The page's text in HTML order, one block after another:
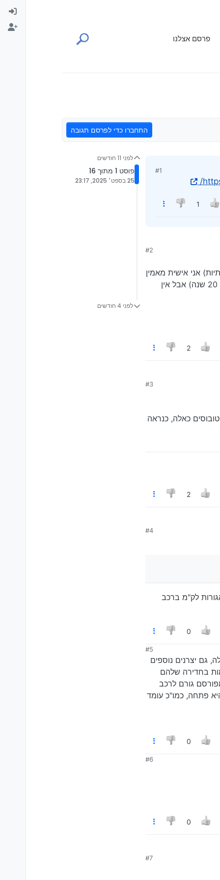
פרסם אצלנו
התחברו כדי לפרסם תגובה
#1
1
#2
אני אישית מאמין
שהם יצליחו גם אם זה ייקח עוד 10 שנים (ההיברידית שמתדלקת בנזין נכנסה די לאט וקיבלה חיקויים רק אחרי 20 שנה) אבל אין
2
10 שנים (ההיברידית שמתדלקת בנזין נכנסה די לאט וקיבלה חיקויים רק אחרי 20 שנה) אבל אין הרבה שמאמינים#3
כאלה, כנראה
2
#4
במסים שאפשר לגבות על זה (כזכור, בעוד שלושה חודשים אמור להכנס לתוקף המס של 15 אגורות לק"מ ברכב
0
#5
המימן שלה, גם יצרנים נוספים
בחדירה שלהם
גורם לרכב
פתחה, כמו"כ עומד
0
#6
0
#7
לפני 11 חודשים
פוסט 1 מתוך 16
25 בספט׳ 2025, 23:17
לפני 4 חודשים